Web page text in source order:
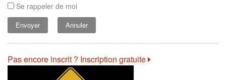
Se rappeler de moi
Annuler
Pas encore inscrit ? Inscription gratuite